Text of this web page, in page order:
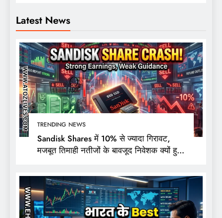
Latest News
TRENDING NEWS
Sandisk Shares में 10% से ज्यादा गिरावट,
मजबूत तिमाही नतीजों के बावजूद निवेशक क्यों हुए